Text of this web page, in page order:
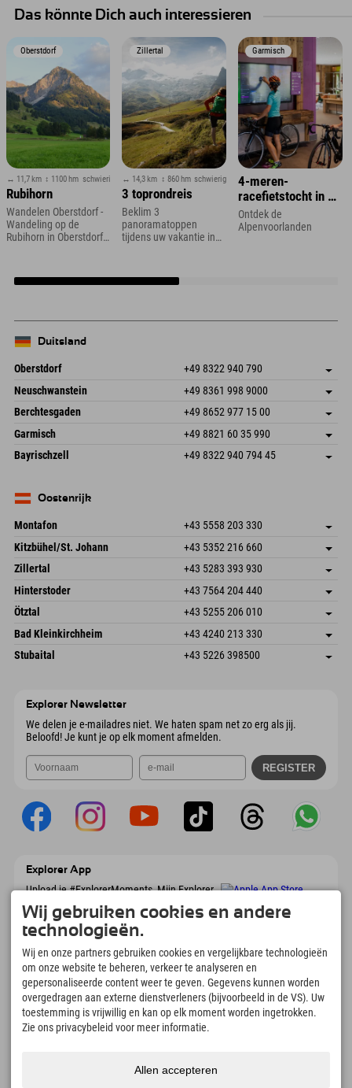
Das könnte Dich auch interessieren
Oberstdorf
↔ 11,7 km ↕ 1100 hm schwierig
Rubihorn
Wandelen Oberstdorf -
Wandeling op de
Rubihorn in Oberstdorf
Zillertal
↔ 14,3 km ↕ 860 hm schwierig
3 toprondreis
Beklim 3
panoramatoppen
tijdens uw vakantie in
Garmisch
4-meren-
racefietstocht in de
Zugspitze-regio
Ontdek de
Alpenvoorlanden
Duitsland
Oberstdorf +49 8322 940 790
An der Breitach 3
87538 Fischen I. Allgäu
Duitsland
Adres opslaan
Aankomstinformatie
Booking
Neuschwanstein +49 8361 998 9000
An der Riese 45
87484 Nesselwang im Allgäu
Duitsland
Adres opslaan
Booking
Berchtesgaden +49 8652 977 15 00
Hofreitstr. 7
83471 Schönau am Königssee
Duitsland
Adres opslaan
Aankomstinformatie
Booking
Garmisch +49 8821 60 35 990
Frickenstraße 22
82490 Farchant
Adres opslaan
Bayrischzell +49 8322 940 794 45
Duitsland
Oostenrijk
Montafon +43 5558 203 330
Dorfstr. 127b
6793 Gaschurn/Montafon
Oostenrijk
Adres opslaan
Aankomstinformatie
Booking
Kitzbühel/St. Johann +43 5352 216 660
Speckbacherstraße 87
Oostenrijk
Adres opslaan
Booking
Zillertal +43 5283 393 930
Schmiedau 2
6272 Kaltenbach im Zillertal
Oostenrijk
Adres opslaan
Aankomstinformatie
Booking
Hinterstoder +43 7564 204 440
Freizeitpark 10
Oostenrijk
Adres opslaan
Booking
Ötztal +43 5255 206 010
Gscheat 14
6441 Umhausen
Oostenrijk
Adres opslaan
Aankomstinformatie
Booking
Bad Kleinkirchheim +43 4240 213 330
Dorfstraße 24
Adres opslaan
Stubaital +43 5226 398500
Explorer Newsletter
We delen je e-mailadres niet. We haten spam net zo erg als jij.
Beloofd! Je kunt je op elk moment afmelden.
Explorer App
Upload je #ExplorerMoments, Mijn Explorer
restaurantoverzicht en nog veel meer.
Download nu!
Tijd voor ontdekkingsmomenten
166
Bergmeren en
avonturenzwembaden
4.634km
Pistes voor skiën en
snowboarden
aan
Wij gebruiken cookies en andere
technologieën.
Wij en onze partners gebruiken cookies en vergelijkbare technologieën
om onze website te beheren, verkeer te analyseren en
gepersonaliseerde content weer te geven. Gegevens kunnen worden
overgedragen aan externe dienstverleners (bijvoorbeeld in de VS). Uw
toestemming is vrijwillig en kan op elk moment worden ingetrokken.
Zie ons privacybeleid voor meer informatie.
Allen accepteren